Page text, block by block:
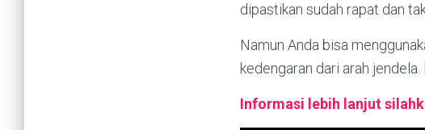
dipastikan sudah rapat dan
Namun Anda bisa
kedengaran dari arah
Informasi lebih lanjut